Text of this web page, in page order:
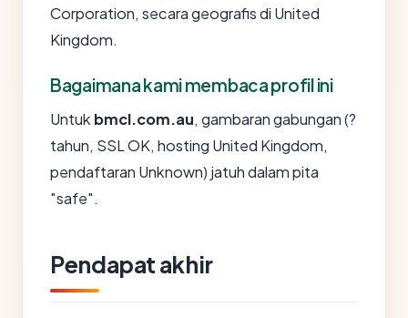
Corporation, secara geografis di United
Kingdom.
Bagaimana kami membaca profil ini
Untuk bmcl.com.au, gambaran gabungan (?
tahun, SSL OK, hosting United Kingdom,
pendaftaran Unknown) jatuh dalam pita
"safe".
Pendapat akhir